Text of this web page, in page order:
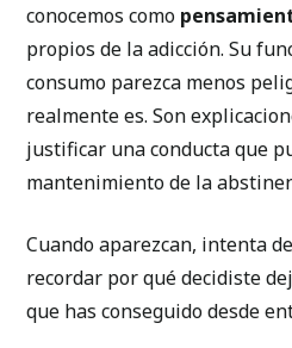
conocemos como
propios de la adicción. Su
consumo parezca menos
realmente es. Son
justificar una conducta que
mantenimiento de la
Cuando aparezcan, intenta
recordar por qué decidiste
que has conseguido desde